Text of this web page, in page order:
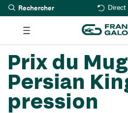
Aller
au
Rechercher Direct
Prix du
Persian
pression